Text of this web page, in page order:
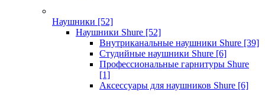
Наушники [52]
Наушники Shure [52]
Внутриканальные наушники Shure [39]
Студийные наушники Shure [6]
Профессиональные гарнитуры Shure
[1]
Аксессуары для наушников Shure [6]